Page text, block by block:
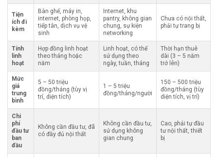
Tiện
ích đi
kèm
Bàn ghế, máy in,
internet, phòng họp,
tiếp tân, dịch vụ vệ
sinh
Internet, khu
pantry, không gian
chung, sự kiện
networking
Chưa có nội thất,
phải tự trang bị
Tính
linh
hoạt
Hợp đồng linh hoạt
theo tháng hoặc
năm
Linh hoạt, có thể
sử dụng theo
ngày, tuần, tháng
Thời hạn thuê
dài (3 – 5 năm
trở lên)
Mức
giá
trung
bình
5 – 50 triệu
đồng/tháng (tùy vị
trí, diện tích)
1 – 5 triệu
đồng/tháng/người
150 – 500 triệu
đồng/tháng (tùy
diện tích, vị trí)
Chi
phí
đầu tư
ban
đầu
Không cần đầu tư, đã
có đầy đủ nội thất
Không cần đầu tư,
sử dụng không
gian chung
Cao, phải tự đầu
tư nội thất, thiết
bị